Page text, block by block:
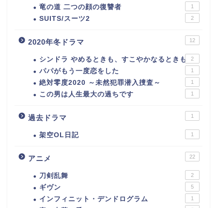
竜の道 二つの顔の復讐者 1
SUITS/スーツ2 2
2020年冬ドラマ 12
シンドラ やめるときも、すこやかなるときも 2
パパがもう一度恋をした 1
絶対零度2020 ～未然犯罪潜入捜査～ 1
この男は人生最大の過ちです 1
過去ドラマ 1
架空OL日記 1
アニメ 22
刀剣乱舞 2
ギヴン 5
インフィニット・デンドログラム 1